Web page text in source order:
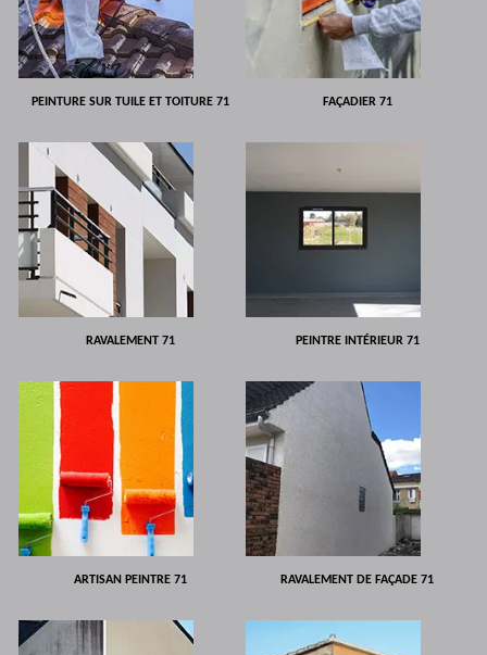
PEINTURE SUR TUILE ET TOITURE 71 FAÇADIER 71
RAVALEMENT 71 PEINTRE INTÉRIEUR 71
ARTISAN PEINTRE 71 RAVALEMENT DE FAÇADE 71